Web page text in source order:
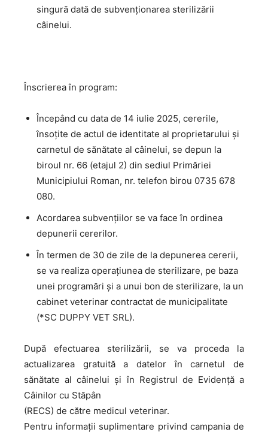
singură dată de subvenționarea sterilizării
câinelui.
Înscrierea în program:
Începând cu data de 14 iulie 2025, cererile,
însoțite de actul de identitate al proprietarului și
carnetul de sănătate al câinelui, se depun la
biroul nr. 66 (etajul 2) din sediul Primăriei
Municipiului Roman, nr. telefon birou 0735 678
080.
Acordarea subvențiilor se va face în ordinea
depunerii cererilor.
În termen de 30 de zile de la depunerea cererii,
se va realiza operațiunea de sterilizare, pe baza
unei programări și a unui bon de sterilizare, la un
cabinet veterinar contractat de municipalitate
(*SC DUPPY VET SRL).
După efectuarea sterilizării, se va proceda la
actualizarea gratuită a datelor în carnetul de
sănătate al câinelui și în Registrul de Evidență a
Câinilor cu Stăpân
(RECS) de către medicul veterinar.
Pentru informații suplimentare privind campania de